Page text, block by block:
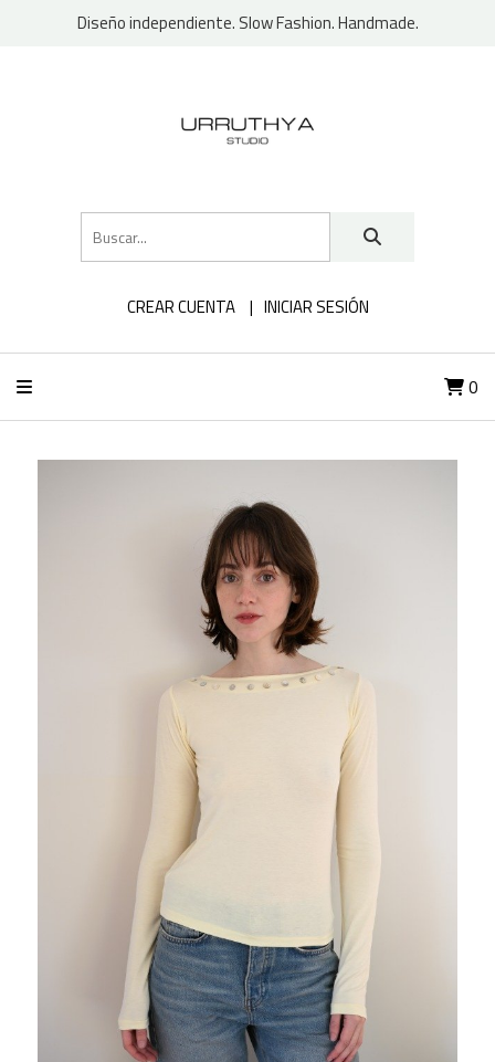
Diseño independiente. Slow Fashion. Handmade.
CREAR CUENTA INICIAR SESIÓN
0